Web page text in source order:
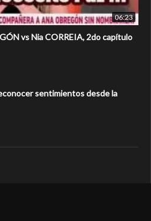
06:23
vs Nia CORREIA, 2do capítulo
sentimientos desde la